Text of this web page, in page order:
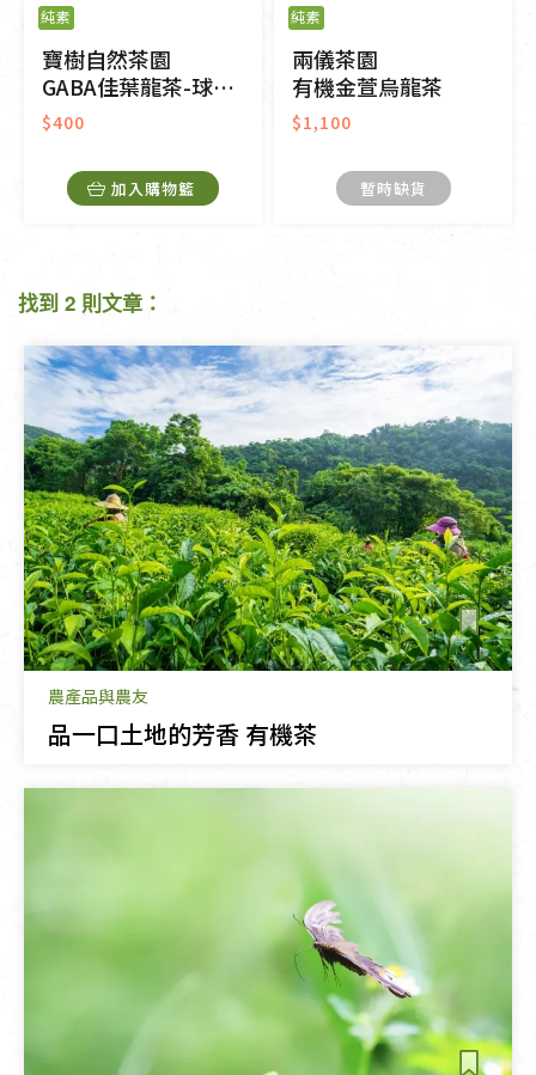
純素
寶樹自然茶園
GABA佳葉龍茶-球狀茶
$400
加入購物籃
純素
兩儀茶園
有機金萱烏龍茶
$1,100
暫時缺貨
找到 2 則文章：
農產品與農友
品一口土地的芳香 有機茶